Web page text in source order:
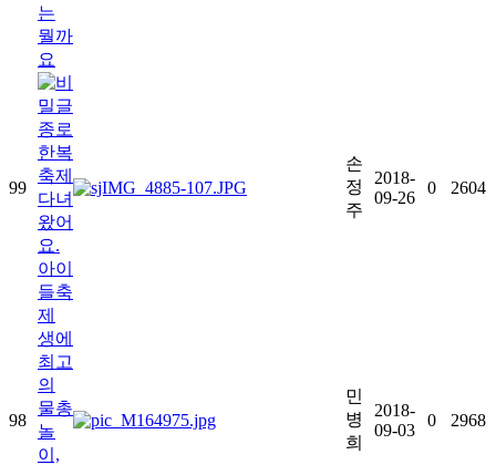
는
뭘까
요
99
종로
한복
축제
다녀
왔어
요.
손
정
주
2018-
09-26
0 2604
98
아이
들축
제
생에
최고
의
물총
놀
이,
민
병
희
2018-
09-03
0 2968